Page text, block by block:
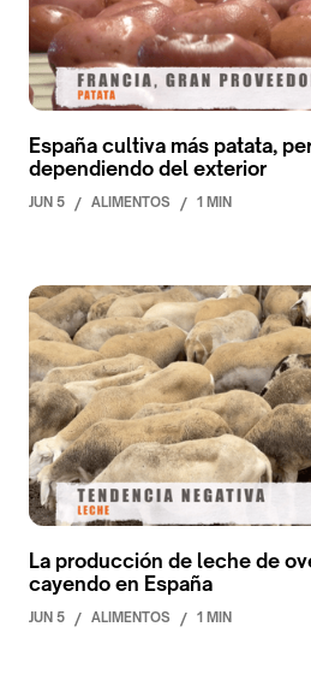
España cultiva más patata,
dependiendo del exterior
JUN 5 / ALIMENTOS / 1 MIN
La producción de leche de
cayendo en España
JUN 5 / ALIMENTOS / 1 MIN